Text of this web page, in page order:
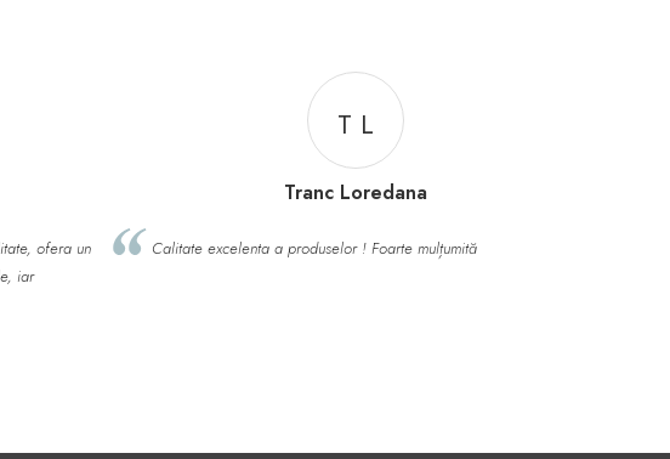
B C
Bucurestean Cristina
RECOMAND CU DRAG! SUPER MULȚUMITĂ ȘI DE MODELE, ȘI DE